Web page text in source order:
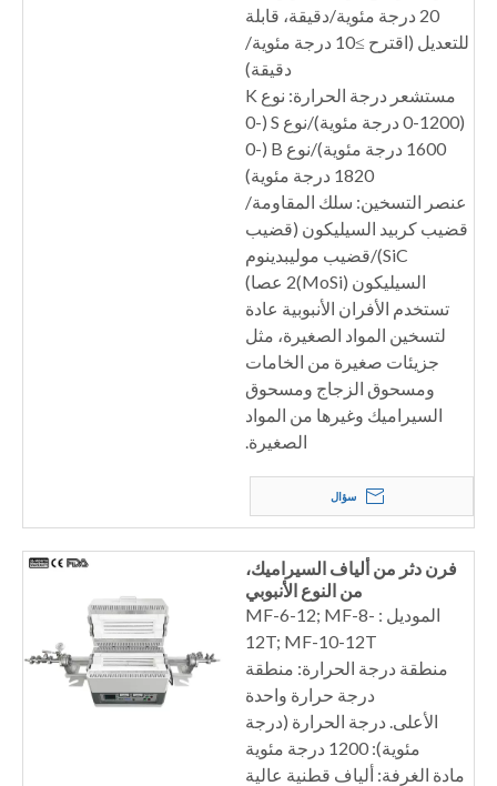
20 درجة مئوية/دقيقة، قابلة
للتعديل (اقترح ≥10 درجة مئوية/
دقيقة)
مستشعر درجة الحرارة: نوع K
(0-1200 درجة مئوية)/نوع S (0-
1600 درجة مئوية)/نوع B (0-
1820 درجة مئوية)
عنصر التسخين: سلك المقاومة/
قضيب كربيد السيليكون (قضيب
SiC)/قضيب موليبدينوم
السيليكون (MoSi)2 عصا)
تستخدم الأفران الأنبوبية عادة
لتسخين المواد الصغيرة، مثل
جزيئات صغيرة من الخامات
ومسحوق الزجاج ومسحوق
السيراميك وغيرها من المواد
الصغيرة.
سؤال
فرن دثر من ألياف السيراميك،
من النوع الأنبوبي
الموديل : MF-6-12; MF-8-
12T; MF-10-12T
منطقة درجة الحرارة: منطقة
درجة حرارة واحدة
الأعلى. درجة الحرارة (درجة
مئوية): 1200 درجة مئوية
مادة الغرفة: ألياف قطنية عالية